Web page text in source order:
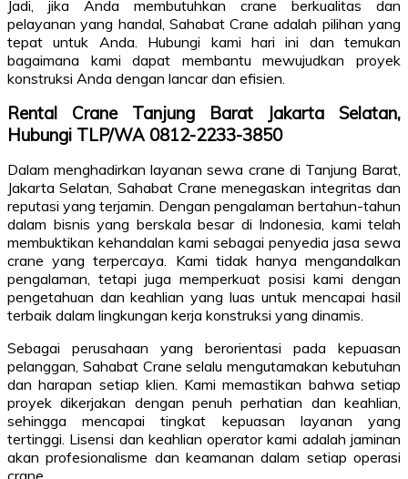
Jadi, jika Anda membutuhkan crane berkualitas dan
pelayanan yang handal, Sahabat Crane adalah pilihan yang
tepat untuk Anda. Hubungi kami hari ini dan temukan
bagaimana kami dapat membantu mewujudkan proyek
konstruksi Anda dengan lancar dan efisien.
Rental Crane Tanjung Barat Jakarta Selatan,
Hubungi TLP/WA 0812-2233-3850
Dalam menghadirkan layanan sewa crane di Tanjung Barat,
Jakarta Selatan, Sahabat Crane menegaskan integritas dan
reputasi yang terjamin. Dengan pengalaman bertahun-tahun
dalam bisnis yang berskala besar di Indonesia, kami telah
membuktikan kehandalan kami sebagai penyedia jasa sewa
crane yang terpercaya. Kami tidak hanya mengandalkan
pengalaman, tetapi juga memperkuat posisi kami dengan
pengetahuan dan keahlian yang luas untuk mencapai hasil
terbaik dalam lingkungan kerja konstruksi yang dinamis.
Sebagai perusahaan yang berorientasi pada kepuasan
pelanggan, Sahabat Crane selalu mengutamakan kebutuhan
dan harapan setiap klien. Kami memastikan bahwa setiap
proyek dikerjakan dengan penuh perhatian dan keahlian,
sehingga mencapai tingkat kepuasan layanan yang
tertinggi. Lisensi dan keahlian operator kami adalah jaminan
akan profesionalisme dan keamanan dalam setiap operasi